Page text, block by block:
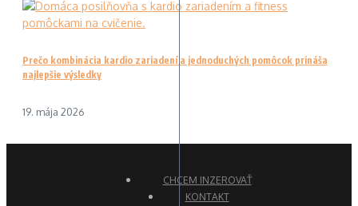
Prečo kombinácia kardio zariadení a jednoduchých pomôcok prináša
najlepšie výsledky
19. mája 2026
CHCEM INZEROVAŤ
KONTAKT